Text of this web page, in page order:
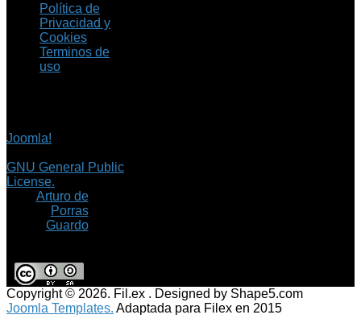
Política de
Privacidad y
Cookies
Terminos de
uso
Joomla!
GNU General Public
License.
Arturo de
Porras
Guardo
Copyright © 2026. Fil.ex . Designed by Shape5.com
Joomla Templates. Adaptada para Filex en 2015